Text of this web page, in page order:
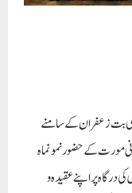
بت زعفران کے سامنے
مورت کے حضور نمو نماہ
پر اپنے عقیدہ و